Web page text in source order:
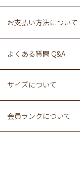
お支払い方法について
よくある質問 Q&A
サイズについて
会員ランクについて